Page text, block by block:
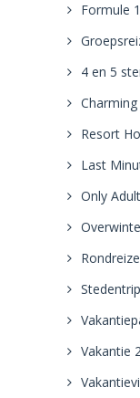
Formule
4 en 5
Resort
Last
Only Adult
Vakantie